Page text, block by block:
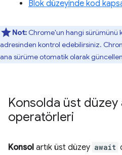
Blok düzeyinde kod
Not: Chrome'un hangi sürümünü
adresinden kontrol edebilirsiniz.
ana sürüme otomatik olarak
Konsolda üst düzey
operatörleri
Konsol artık üst düzey await